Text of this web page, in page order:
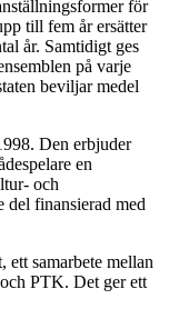
för
till fem år ersätter
år. Samtidigt ges
på varje
beviljar medel
Den erbjuder
en
och
del finansierad med
ett samarbete mellan
PTK. Det ger ett